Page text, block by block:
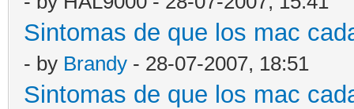
Sintomas de que los mac
- by Brandy - 28-07-2007, 18:51
Sintomas de que los mac